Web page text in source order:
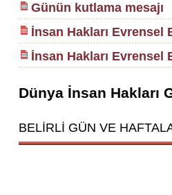
Günün kutlama mesajı
İnsan Hakları
İnsan Hakları Evrensel
Dünya İnsan Hakları
BELİRLİ GÜN VE